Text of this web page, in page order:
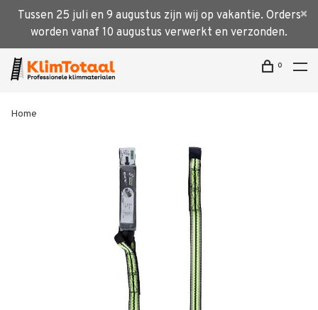
Tussen 25 juli en 9 augustus zijn wij op vakantie. Orders
worden vanaf 10 augustus verwerkt en verzonden.
0
Home